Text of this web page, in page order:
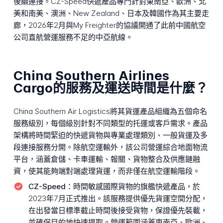
美和南美、澳洲、New Zealand、日本及韓國作為其主要走
廊，2026年2月與My Freighter的協議開通了此前中國航空
公司直航營運服務不足的中亞航線。
China Southern Airlines
Cargo的服務及運送時間是什麼？
China Southern Air Logistics將其貨運產品組織為五個命名
服務級別，每個級別針對不同類型的托運或客戶需求。產品
架構將時間緊迫的快遞貨物與專業處理類別、一般貨運及多
段連接服務分開。除航空運輸外，該公司營運綜合地面物流
平台，涵蓋倉儲、卡車運輸、報關、貨物整合及供應鏈融
資，使其能夠端對端處理貨運，而非僅在航空運輸階段。
CZ-Speed： 時間敏感國際貨物的旗艦快遞產品，於
2023年7月正式推出。該服務提供優先貨運空間分配，
在出發當日標準截止時間後接受貨物，保證優先裝載，